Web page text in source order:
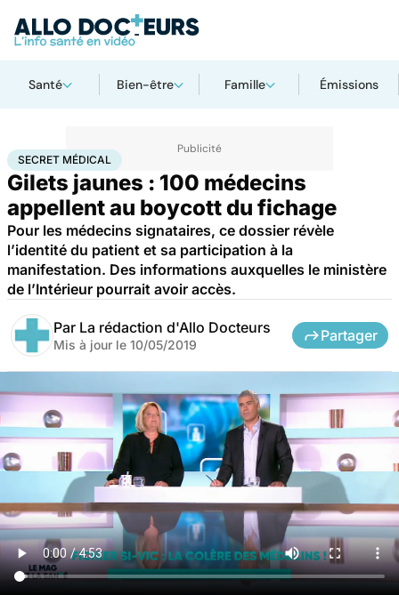
Santé Bien-être Famille Émissions
AccueilSantéSecret médical
SECRET MÉDICAL
Gilets jaunes : 100 médecins
appellent au boycott du fichage
Pour les médecins signataires, ce dossier révèle
l’identité du patient et sa participation à la
manifestation. Des informations auxquelles le ministère
de l’Intérieur pourrait avoir accès.
Par La rédaction d'Allo Docteurs
Mis à jour le 10/05/2019
Partager